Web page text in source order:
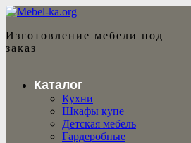
Изготовление мебели под
заказ
Каталог
Кухни
Шкафы купе
Детская мебель
Гардеробные